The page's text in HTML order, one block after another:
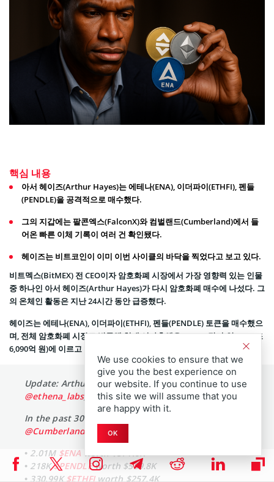
핵심 내용
아서 헤이즈(Arthur Hayes)는 에테나(ENA), 이더파이(ETHFI), 펜들
(PENDLE)을 공격적으로 매수했다.
그의 지갑에는 팔콘엑스(FalconX)와 컴벌랜드(Cumberland)에서 들
어온 빠른 이체 기록이 여러 건 확인됐다.
헤이즈는 비트코인이 이미 이번 사이클의 바닥을 찍었다고 보고 있다.
비트멕스(BitMEX) 전 CEO이자 암호화폐 시장에서 가장 영향력 있는 인물
중 하나인 아서 헤이즈(Arthur Hayes)가 다시 암호화폐 매수에 나섰다. 그
의 온체인 활동은 지난 24시간 동안 급증했다.
헤이즈는 에테나(ENA), 이더파이(ETHFI), 펜들(PENDLE) 토큰을 매수했으
며, 전체 암호화폐 시장도 반등해 현재 시가총액은 3.11조 달러(약 4,577조
6,090억 원)에 이르고 있다.
Update: Arthur Hayes has further bought
@ethena_labs, @pendle_fi, and@ether_fi
In the past 30 minutes, he has received from
@CumberlandSays
• 2.01M $ENA worth $571.6K
• 218K$PENDLEworth $589.8K
• 330.99K$ETHFIworth $257.4K
We use cookies to ensure that we
give you the best experience on
our website. If you continue to use
this site we will assume that you
are happy with it.
OK